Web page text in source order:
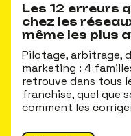
Les 12 erreurs
chez les
même les plus
Pilotage, arbitrage,
marketing : 4
retrouve dans tous
franchise, quel que
comment les